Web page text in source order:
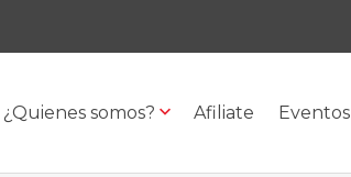
¿Quienes somos? Afiliate Eventos